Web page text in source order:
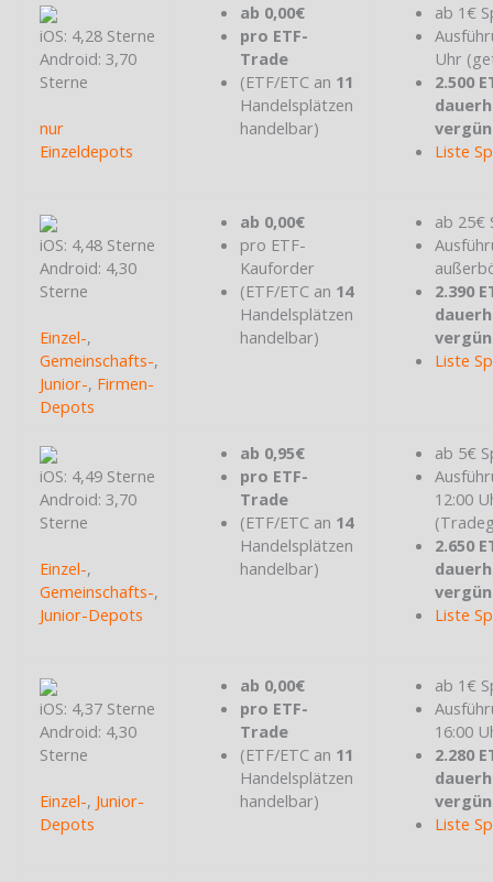
iOS: 4,28 Sterne
Android: 3,70
Sterne
nur
Einzeldepots
ab 0,00€
pro ETF-
Trade
(ETF/ETC an 11
Handelsplätzen
handelbar)
ab 1€
Uhr
2.500
Liste
iOS: 4,48 Sterne
Android: 4,30
Sterne
Einzel-,
Gemeinschafts-,
Junior-, Firmen-
Depots
ab 0,00€
pro ETF-
Kauforder
(ETF/ETC an 14
Handelsplätzen
handelbar)
ab 25€
2.390
Liste
iOS: 4,49 Sterne
Android: 3,70
Sterne
Einzel-,
Gemeinschafts-,
Junior-Depots
ab 0,95€
pro ETF-
Trade
(ETF/ETC an 14
Handelsplätzen
handelbar)
ab 5€
12:00
2.650
Liste
iOS: 4,37 Sterne
Android: 4,30
Sterne
Einzel-, Junior-
Depots
ab 0,00€
pro ETF-
Trade
(ETF/ETC an 11
Handelsplätzen
handelbar)
ab 1€
16:00
2.280
Liste